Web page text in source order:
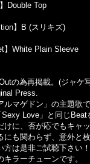
】Double Top
】B (スリキズ)
】White Plain Sleeve
の為再掲載。(ジャケ
Press.
ルマゲドン」の主題歌
Sexy Love」と同じ
けに、否が応でもキャ
にも関わらず、意外と
方は是非ご試聴下さい！
キラーチューンです。